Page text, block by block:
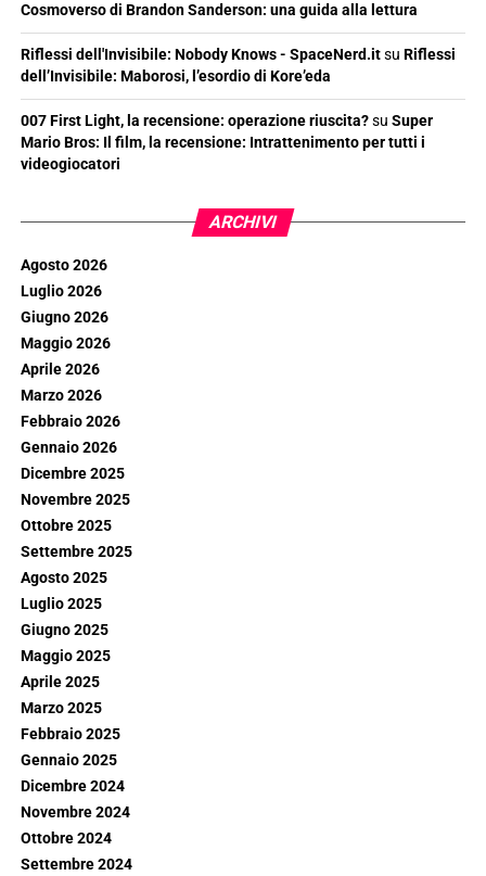
Cosmoverso di Brandon Sanderson: una guida alla lettura
Riflessi dell'Invisibile: Nobody Knows - SpaceNerd.itsu Riflessi
dell’Invisibile: Maborosi, l’esordio di Kore’eda
007 First Light, la recensione: operazione riuscita?su Super
Mario Bros: Il film, la recensione: Intrattenimento per tutti i
videogiocatori
ARCHIVI
Agosto 2026
Luglio 2026
Giugno 2026
Maggio 2026
Aprile 2026
Marzo 2026
Febbraio 2026
Gennaio 2026
Dicembre 2025
Novembre 2025
Ottobre 2025
Settembre 2025
Agosto 2025
Luglio 2025
Giugno 2025
Maggio 2025
Aprile 2025
Marzo 2025
Febbraio 2025
Gennaio 2025
Dicembre 2024
Novembre 2024
Ottobre 2024
Settembre 2024